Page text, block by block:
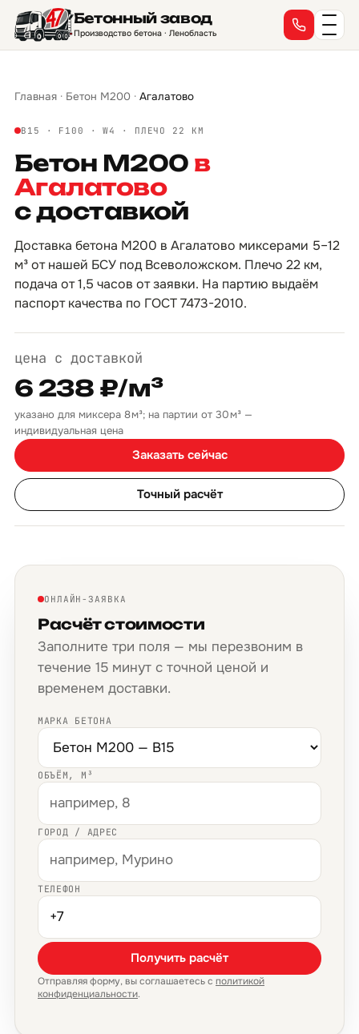
Бетонный завод
Производство бетона · Ленобласть
Главная · Бетон М200 · Агалатово
B15 · F100 · W4 · ПЛЕЧО 22 КМ
Бетон М200 в
Агалатово
с доставкой
Доставка бетона М200 в Агалатово миксерами 5–12
м³ от нашей БСУ под Всеволожском. Плечо 22 км,
подача от 1,5 часов от заявки. На партию выдаём
паспорт качества по ГОСТ 7473-2010.
цена с доставкой
6 238 ₽/м³
указано для миксера 8 м³; на партии от 30 м³ —
индивидуальная цена
Заказать сейчас
Точный расчёт
ОНЛАЙН-ЗАЯВКА
Расчёт стоимости
Заполните три поля — мы перезвоним в
течение 15 минут с точной ценой и
временем доставки.
МАРКА БЕТОНА
ОБЪЁМ, М³
ГОРОД / АДРЕС
ТЕЛЕФОН
Получить расчёт
Отправляя форму, вы соглашаетесь с политикой
конфиденциальности.